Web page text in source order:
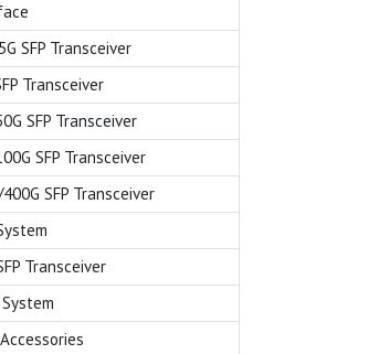
SFP Transceiver
Transceiver
SFP Transceiver
SFP Transceiver
SFP Transceiver
Transceiver